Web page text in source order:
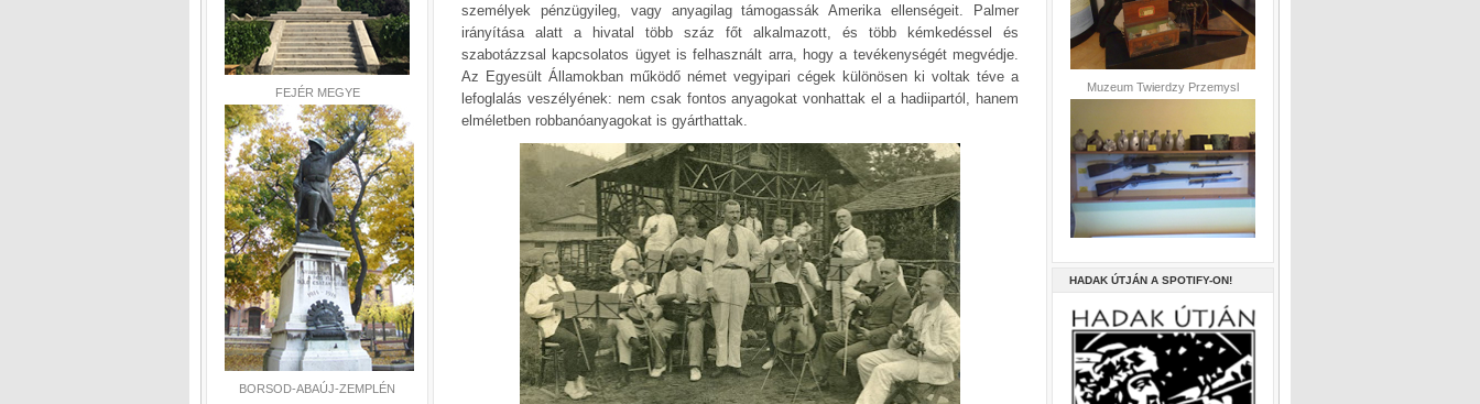
FEJÉR MEGYE
BORSOD-ABAÚJ-ZEMPLÉN
személyek pénzügyileg, vagy anyagilag támogassák Amerika ellenségeit. Palmer
irányítása alatt a hivatal több száz főt alkalmazott, és több kémkedéssel és
szabotázzsal kapcsolatos ügyet is felhasznált arra, hogy a tevékenységét megvédje.
Az Egyesült Államokban működő német vegyipari cégek különösen ki voltak téve a
lefoglalás veszélyének: nem csak fontos anyagokat vonhattak el a hadiipartól, hanem
elméletben robbanóanyagokat is gyárthattak.
Muzeum Twierdzy Przemysl
HADAK ÚTJÁN A SPOTIFY-ON!